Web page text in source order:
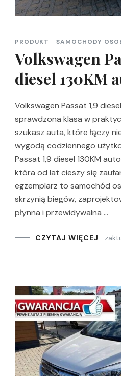
PRODUKT SAMOCHODY
Volkswagen
diesel 130KM
Volkswagen Passat 1,9
sprawdzona klasa w
szukasz auta, które łączy
wygodą codziennego
Passat 1,9 diesel 130KM
która od lat cieszy się
egzemplarz to samochód
skrzynią biegów,
płynna i przewidywalna …
CZYTAJ WIĘCEJ